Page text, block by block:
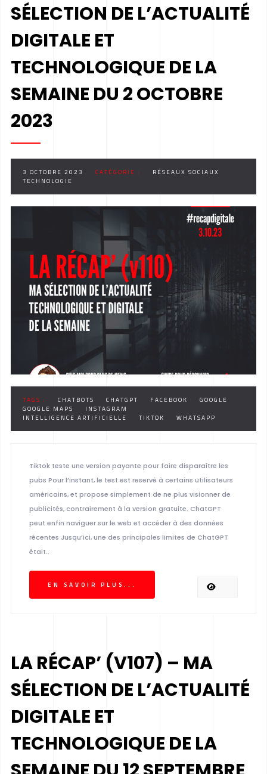
SÉLECTION DE L’ACTUALITÉ
DIGITALE ET
TECHNOLOGIQUE DE LA
SEMAINE DU 2 OCTOBRE
2023
3 OCTOBRE 2023 CATÉGORIE :
RÉSEAUX SOCIAUX
TECHNOLOGIE
TAGS : CHATBOTS CHATGPT FACEBOOK
GOOGLE
GOOGLE MAPS
INSTAGRAM
INTELLIGENCE ARTIFICIELLE
TIKTOK WHATSAPP
Tiktok teste une version payante pour faire disparaître les
pubs Pour l’instant, le test est reservé à certains utilisateurs
américains, et propose simplement de ne plus visionner de
publicités, contrairement à la version gratuite. ChatGPT
peut enfin naviguer sur le web et accéder à des données
récentes Jusqu’ici, une des principales limites de ChatGPT
était..
EN SAVOIR PLUS...
LA RÉCAP’ (V107) – MA
SÉLECTION DE L’ACTUALITÉ
DIGITALE ET
TECHNOLOGIQUE DE LA